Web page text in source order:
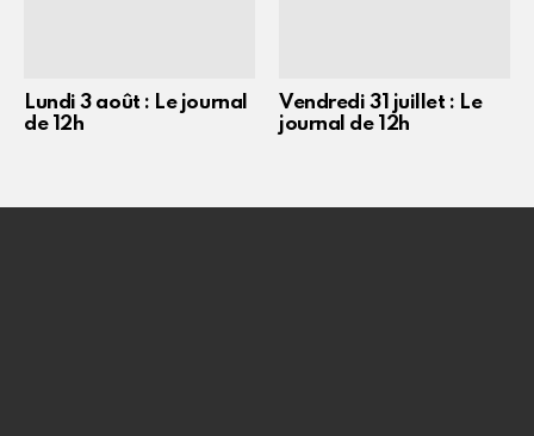
Lundi 3 août : Le journal
de 12h
Vendredi 31 juillet : Le
journal de 12h